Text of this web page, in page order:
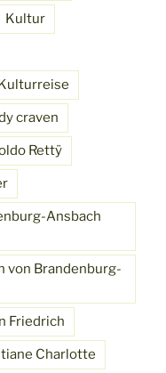
Kultur
craven
Rettÿ
Ansbach
von Brandenburg-
Friedrich
Charlotte